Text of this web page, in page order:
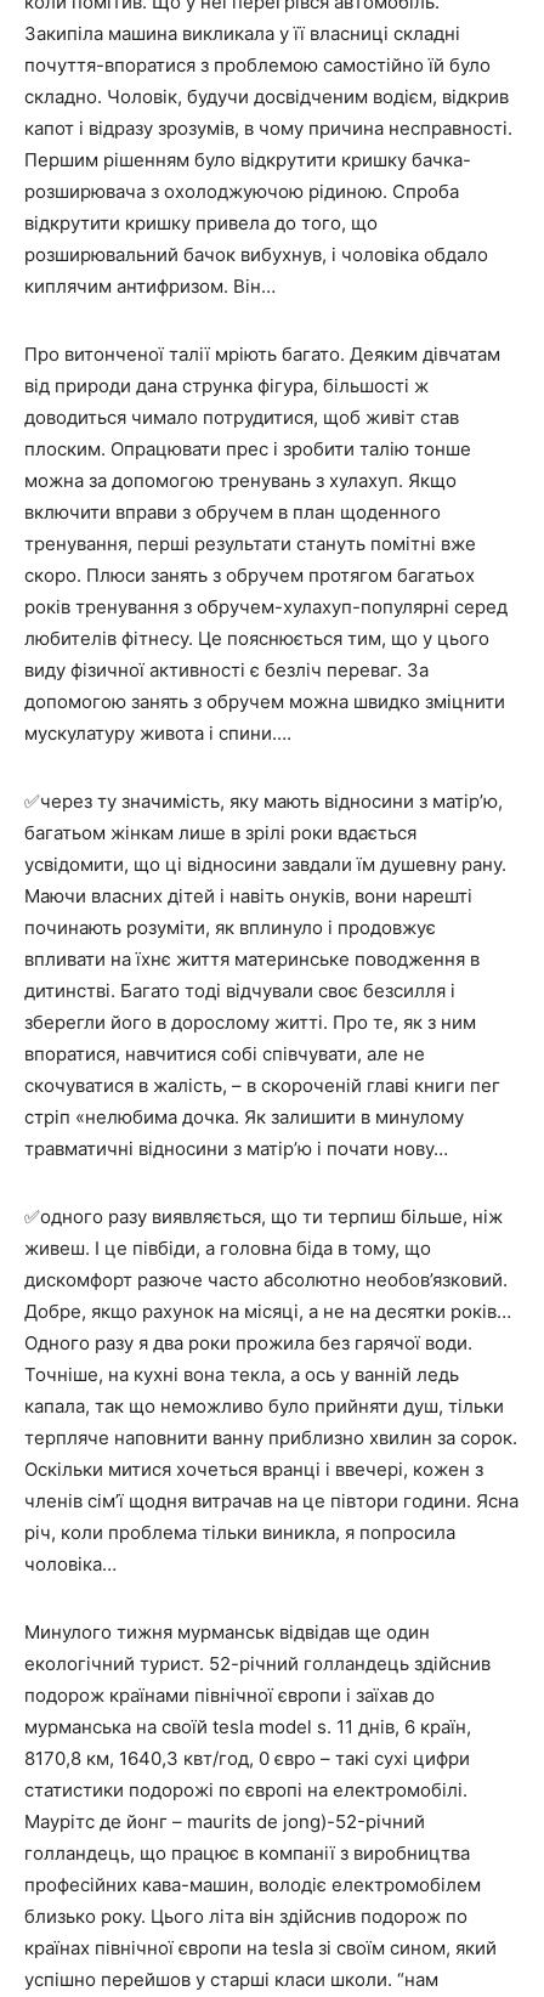
Закипіла машина викликала у її власниці складні
почуття-впоратися з проблемою самостійно їй було
складно. Чоловік, будучи досвідченим водієм, відкрив
капот і відразу зрозумів, в чому причина несправності.
Першим рішенням було відкрутити кришку бачка-
розширювача з охолоджуючою рідиною. Спроба
відкрутити кришку привела до того, що
розширювальний бачок вибухнув, і чоловіка обдало
киплячим антифризом. Він…
Про витонченої талії мріють багато. Деяким дівчатам
від природи дана струнка фігура, більшості ж
доводиться чимало потрудитися, щоб живіт став
плоским. Опрацювати прес і зробити талію тонше
можна за допомогою тренувань з хулахуп. Якщо
включити вправи з обручем в план щоденного
тренування, перші результати стануть помітні вже
скоро. Плюси занять з обручем протягом багатьох
років тренування з обручем-хулахуп-популярні серед
любителів фітнесу. Це пояснюється тим, що у цього
виду фізичної активності є безліч переваг. За
допомогою занять з обручем можна швидко зміцнити
мускулатуру живота і спини….
✅через ту значимість, яку мають відносини з матір’ю,
багатьом жінкам лише в зрілі роки вдається
усвідомити, що ці відносини завдали їм душевну рану.
Маючи власних дітей і навіть онуків, вони нарешті
починають розуміти, як вплинуло і продовжує
впливати на їхнє життя материнське поводження в
дитинстві. Багато тоді відчували своє безсилля і
зберегли його в дорослому житті. Про те, як з ним
впоратися, навчитися собі співчувати, але не
скочуватися в жалість, – в скороченій главі книги пег
стріп «нелюбима дочка. Як залишити в минулому
травматичні відносини з матір’ю і почати нову…
✅одного разу виявляється, що ти терпиш більше, ніж
живеш. І це півбіди, а головна біда в тому, що
дискомфорт разюче часто абсолютно необов’язковий.
Добре, якщо рахунок на місяці, а не на десятки років…
Одного разу я два роки прожила без гарячої води.
Точніше, на кухні вона текла, а ось у ванній ледь
капала, так що неможливо було прийняти душ, тільки
терпляче наповнити ванну приблизно хвилин за сорок.
Оскільки митися хочеться вранці і ввечері, кожен з
членів сім’ї щодня витрачав на це півтори години. Ясна
річ, коли проблема тільки виникла, я попросила
чоловіка…
Минулого тижня мурманськ відвідав ще один
екологічний турист. 52-річний голландець здійснив
подорож країнами північної європи і заїхав до
мурманська на своїй tesla model s. 11 днів, 6 країн,
8170,8 км, 1640,3 квт/год, 0 євро – такі сухі цифри
статистики подорожі по європі на електромобілі.
Маурітс де йонг – maurits de jong)-52-річний
голландець, що працює в компанії з виробництва
професійних кава-машин, володіє електромобілем
близько року. Цього літа він здійснив подорож по
країнах північної європи на tesla зі своїм сином, який
успішно перейшов у старші класи школи. “нам